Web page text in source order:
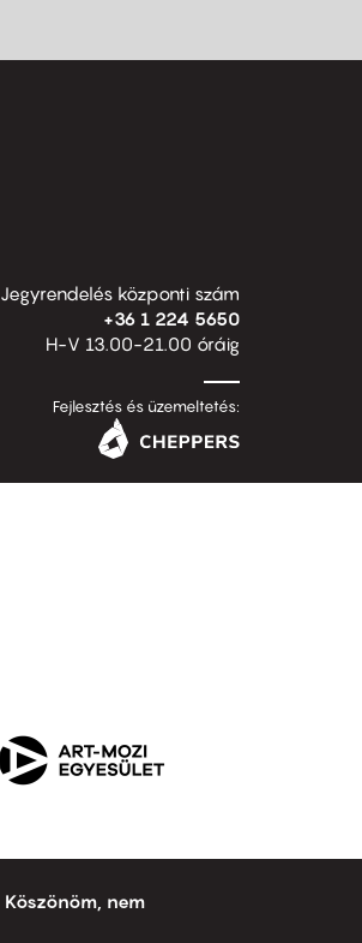
Jegyrendelés központi szám
+36 1 224 5650
H-V 13.00-21.00 óráig
Fejlesztés és üzemeltetés:
Köszönöm, nem